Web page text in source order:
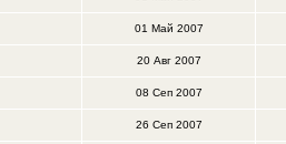
01 Май 2007
20 Авг 2007
08 Сеп 2007
26 Сеп 2007